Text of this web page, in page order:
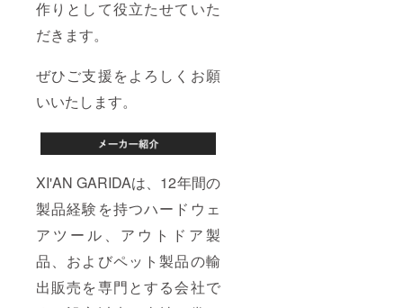
作りとして役立たせていた
だきます。
ぜひご支援をよろしくお願
いいたします。
XI'AN GARIDAは、12年間の
製品経験を持つハードウェ
アツール、アウトドア製
品、およびペット製品の輸
出販売を専門とする会社で